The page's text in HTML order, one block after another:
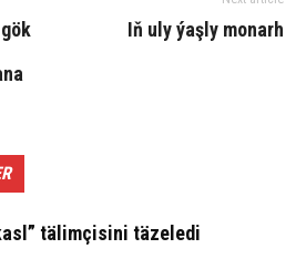
Iň uly ýaşly monarh
tälimçisini täzeledi